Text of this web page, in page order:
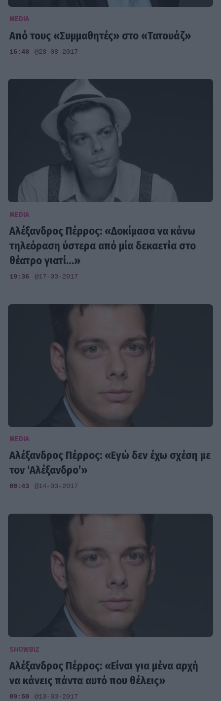
MEDIA
Από τους «Συμμαθητές» στο «Τατουάζ»
16:40 @28-08-2017
MEDIA
Αλέξανδρος Πέρρος: «Δοκίμασα να κάνω
τηλεόραση ύστερα από μία δεκαετία στο
θέατρο γιατί…»
19:36 @17-03-2017
MEDIA
Αλέξανδρος Πέρρος: «Εγώ δεν έχω σχέση με
τον ‘Αλέξανδρο’»
00:43 @14-03-2017
SHOWBIZ
Αλέξανδρος Πέρρος: «Είναι για μένα αρχή
να κάνεις πάντα αυτό που θέλεις»
09:50 @13-03-2017